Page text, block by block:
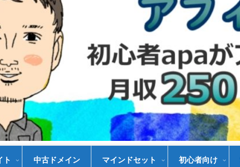
ト 中古ドメイン マインドセット 初心者向け